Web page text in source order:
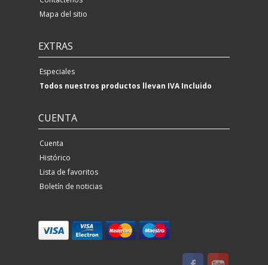
Mapa del sitio
EXTRAS
Especiales
Todos nuestros productos llevan IVA Incluido
CUENTA
Cuenta
Histórico
Lista de favoritos
Boletín de noticias